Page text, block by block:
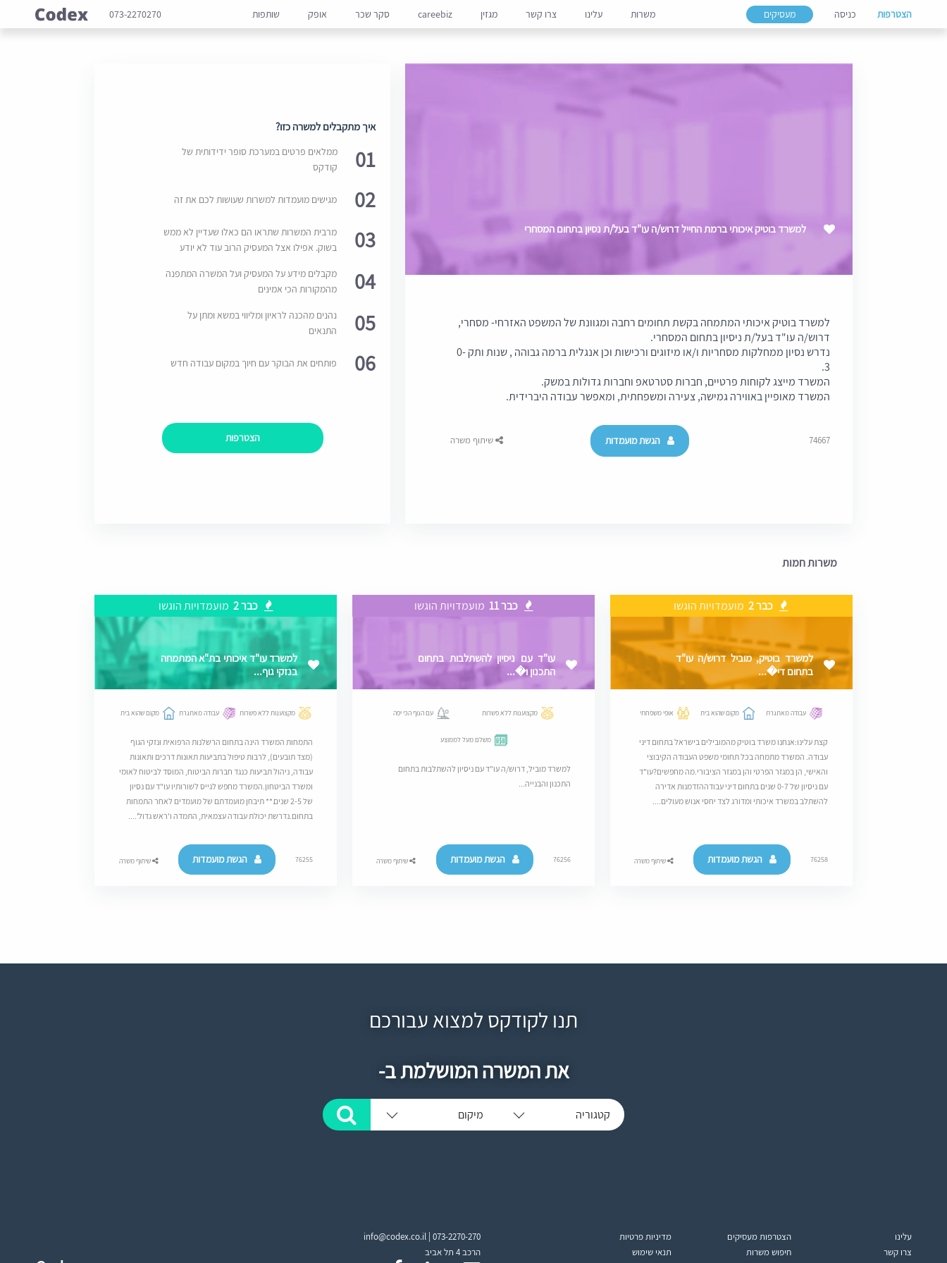
הצטרפות כניסה מעסיקים משרות עלינו צרו קשר מגזין careebiz סקר שכר אופק שותפות 073-2270270
למשרד בוטיק איכותי ברמת החייל דרוש/ה עו"ד בעל/ת נסיון בתחום המסחרי
למשרד בוטיק איכותי המתמחה בקשת תחומים רחבה ומגוונת של המשפט האזרחי- מסחרי,
דרוש/ה עו"ד בעל/ת ניסיון בתחום המסחרי.
נדרש נסיון ממחלקות מסחריות ו/או מיזוגים ורכישות וכן אנגלית ברמה גבוהה , שנות ותק 0-
3.
המשרד מייצג לקוחות פרטיים, חברות סטרטאפ וחברות גדולות במשק.
המשרד מאופיין באווירה גמישה, צעירה ומשפחתית, ומאפשר עבודה היברידית.
74667 הגשת מועמדות שיתוף משרה
איך מתקבלים למשרה כזו?
01
ממלאים פרטים במערכת סופר ידידותית של
קודקס
02 מגישים מועמדות למשרות שעושות לכם את זה
03
מרבית המשרות שתראו הם כאלו שעדיין לא ממש
בשוק. אפילו אצל המעסיק הרוב עוד לא יודע
04
מקבלים מידע על המעסיק ועל המשרה המתפנה
מהמקורות הכי אמינים
05
נהנים מהכנה לראיון ומליווי במשא ומתן על
התנאים
06 פותחים את הבוקר עם חיוך במקום עבודה חדש
הצטרפות
משרות חמות
כבר 2 מועמדויות הוגשו
למשרד בוטיק, מוביל דרוש/ה עו"ד
בתחום די�...
עבודה מאתגרת מקום שהוא בית אופי משפחתי
קצת עלינו:אנחנו משרד בוטיק מהמובילים בישראל בתחום דיני
עבודה. המשרד מתמחה בכל תחומי משפט העבודה הקיבוצי
והאישי, הן במגזר הפרטי והן במגזר הציבורי.מה מחפשים?עו"ד
עם ניסיון של 0-7 שנים בתחום דיני עבודההזדמנות אדירה
להשתלב במשרד איכותי ומדורג לצד יחסי אנוש מעולים....
76258 הגשת מועמדות שיתוף משרה
כבר 11 מועמדויות הוגשו
עו"ד עם ניסיון להשתלבות בתחום
התכנון ו�...
מקצוענות ללא פשרות עם הנוף הכי יפה
משלם מעל לממוצע
למשרד מוביל, דרוש/ה עו"ד עם ניסיון להשתלבות בתחום
התכנון והבנייה...
76256 הגשת מועמדות שיתוף משרה
כבר 2 מועמדויות הוגשו
למשרד עו"ד איכותי בת"א המתמחה
בנזקי גוף...
מקצוענות ללא פשרות עבודה מאתגרת מקום שהוא בית
התמחות המשרד הינה בתחום הרשלנות הרפואית ונזקי הגוף
(מצד תובעים), לרבות טיפול בתביעות תאונות דרכים ותאונות
עבודה, ניהול תביעות כנגד חברות הביטוח, המוסד לביטוח לאומי
ומשרד הביטחון.המשרד מחפש לגייס לשורותיו עו"ד עם נסיון
של 2-5 שנים.** תיבחן מועמדתם של מועמדים לאחר התמחות
בתחום.נדרשת יכולת עבודה עצמאית, התמדה ו'ראש גדול'....
76255 הגשת מועמדות שיתוף משרה
תנו לקודקס למצוא עבורכם
את המשרה המושלמת ב-
קטגוריה מיקום
עלינו
צרו קשר
הצטרפות מעסיקים
חיפוש משרות
מדיניות פרטיות
תנאי שימוש
info@codex.co.il | 073-2270-270
הרכב 4 תל אביב